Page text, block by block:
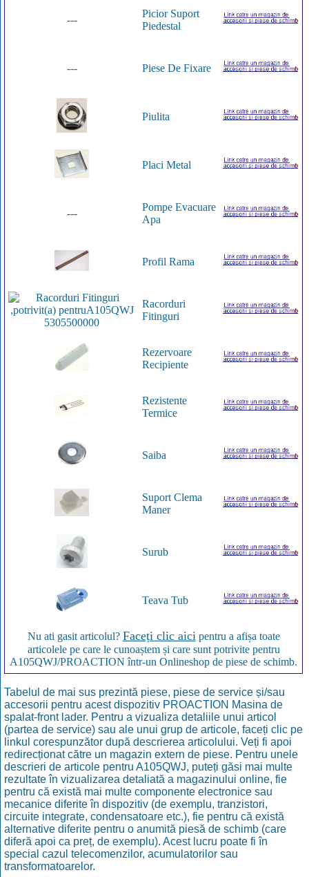
---
Picior Suport
Piedestal
--- Piese De Fixare
Piulita
Placi Metal
---
Pompe Evacuare
Apa
Profil Rama
Racorduri
Fitinguri
Rezervoare
Recipiente
Rezistente
Termice
Saiba
Suport Clema
Maner
Surub
Teava Tub
Nu ati gasit articolul? Faceți clic aici pentru a afișa toate
articolele pe care le cunoaștem și care sunt potrivite pentru
A105QWJ/PROACTION într-un Onlineshop de piese de schimb.
Tabelul de mai sus prezintă piese, piese de service și/sau
accesorii pentru acest dispozitiv PROACTION Masina de
spalat-front lader. Pentru a vizualiza detaliile unui articol
(partea de service) sau ale unui grup de articole, faceți clic pe
linkul corespunzător după descrierea articolului. Veți fi apoi
redirecționat către un magazin extern de piese. Pentru unele
descrieri de articole pentru A105QWJ, puteți găsi mai multe
rezultate în vizualizarea detaliată a magazinului online, fie
pentru că există mai multe componente electronice sau
mecanice diferite în dispozitiv (de exemplu, tranzistori,
circuite integrate, condensatoare etc.), fie pentru că există
alternative diferite pentru o anumită piesă de schimb (care
diferă apoi ca preț, de exemplu). Acest lucru poate fi în
special cazul telecomenzilor, acumulatorilor sau
transformatoarelor.